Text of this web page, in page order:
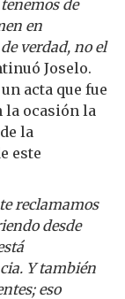
de
en
verdad, no el
Joselo.
acta que fue
la ocasión la
la
este
reclamamos
desde
Y también
eso